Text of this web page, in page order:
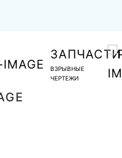
ЗАПЧАСТИ
ВЗРЫВНЫЕ
ЧЕРТЕЖИ